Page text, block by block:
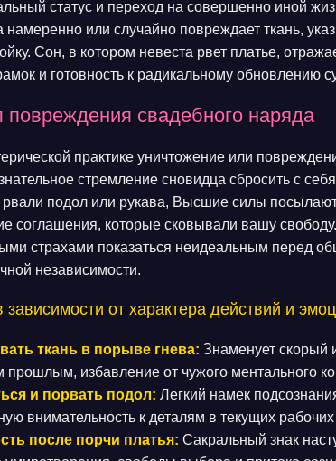
статус и переход на совершенно иной
намеренно или случайно повреждает ткань,
Сон, в котором невеста рвет платье,
и готовность к радикальному обновлению
свадебного наряда
практике уничтожение или
стремление сновидца сбросить с
подол или рукава, Высшие силы посылают
соглашения, которые сковывали вашу
страхами показаться неидеальным перед
независимости.
зависимости от характера действий и
ткань в порыве гнева: Знаменует скорый
прошлым, избавление от чужого ментального
и порвать подол: Легкий намек
внимательность к деталям в текущих рабочих
после порчи платья: Сакральный знак